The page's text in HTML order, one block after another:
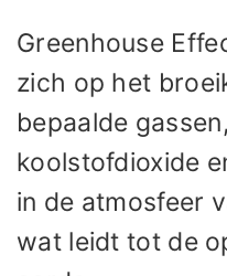
Greenhouse
zich op het
bepaalde
koolstofdioxide
in de atmosfeer
wat leidt tot de